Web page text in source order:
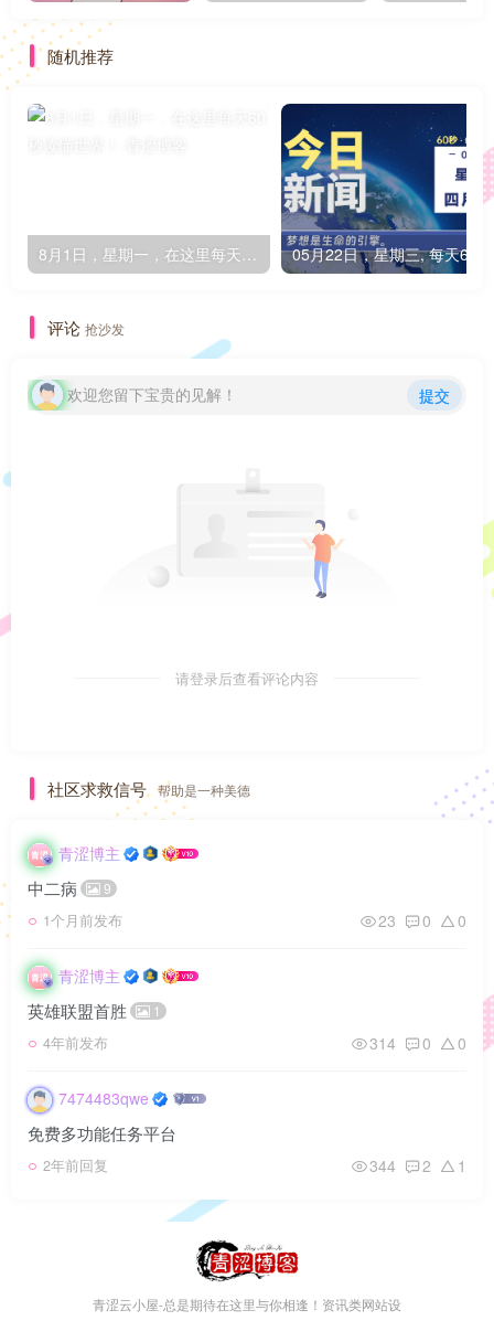
随机推荐
评论 抢沙发
欢迎您留下宝贵的见解！ 提交
请登录后查看评论内容
社区求救信号 帮助是一种美德
青涩博主
中二病 9
1个月前发布 23 0 0
青涩博主
英雄联盟首胜 1
4年前发布 314 0 0
7474483qwe
免费多功能任务平台
2年前回复 344 2 1
青涩云小屋-总是期待在这里与你相逢！资讯类网站设